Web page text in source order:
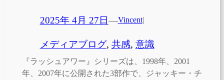
2025年 4月 27日—Vincent|
メディアブログ, 共感, 意識
『ラッシュアワー』シリーズは、1998年、2001
年、2007年に公開された3部作で、ジャッキー・チ